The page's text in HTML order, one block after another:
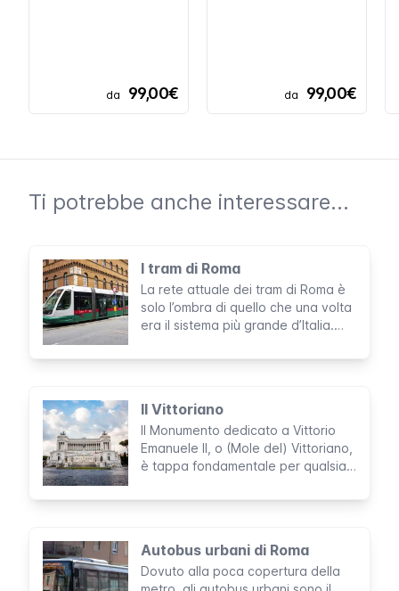
da 99,00€ da 99,00€
Ti potrebbe anche interessare...
I tram di Roma
La rete attuale dei tram di Roma è
solo l’ombra di quello che una volta
era il sistema più grande d’Italia.
alcune zone della città, però può
Il Vittoriano
Il Monumento dedicato a Vittorio
Emanuele II, o (Mole del) Vittoriano,
è tappa fondamentale per qualsiasi
Eclettismo e Neoclassicismo, l’opera
un’Italia libera, unita e celebrante.
Autobus urbani di Roma
Dovuto alla poca copertura della